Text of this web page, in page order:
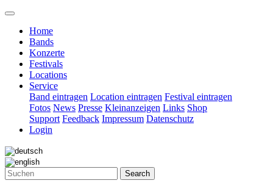
Home
Bands
Konzerte
Festivals
Locations
Service
Band eintragen Location eintragen Festival eintragen
Fotos News Presse Kleinanzeigen Links Shop
Support Feedback Impressum Datenschutz
Login
Search